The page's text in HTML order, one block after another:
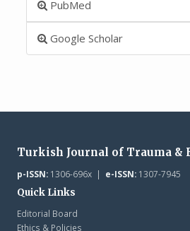
PubMed
Google Scholar
Turkish Journal of Trauma &
p-ISSN:1306-696x | e-ISSN:1307-7945
Quick Links
Editorial Board
Ethics & Policies